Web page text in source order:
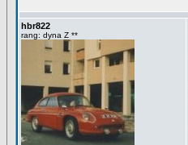
hbr822
rang: dyna Z **